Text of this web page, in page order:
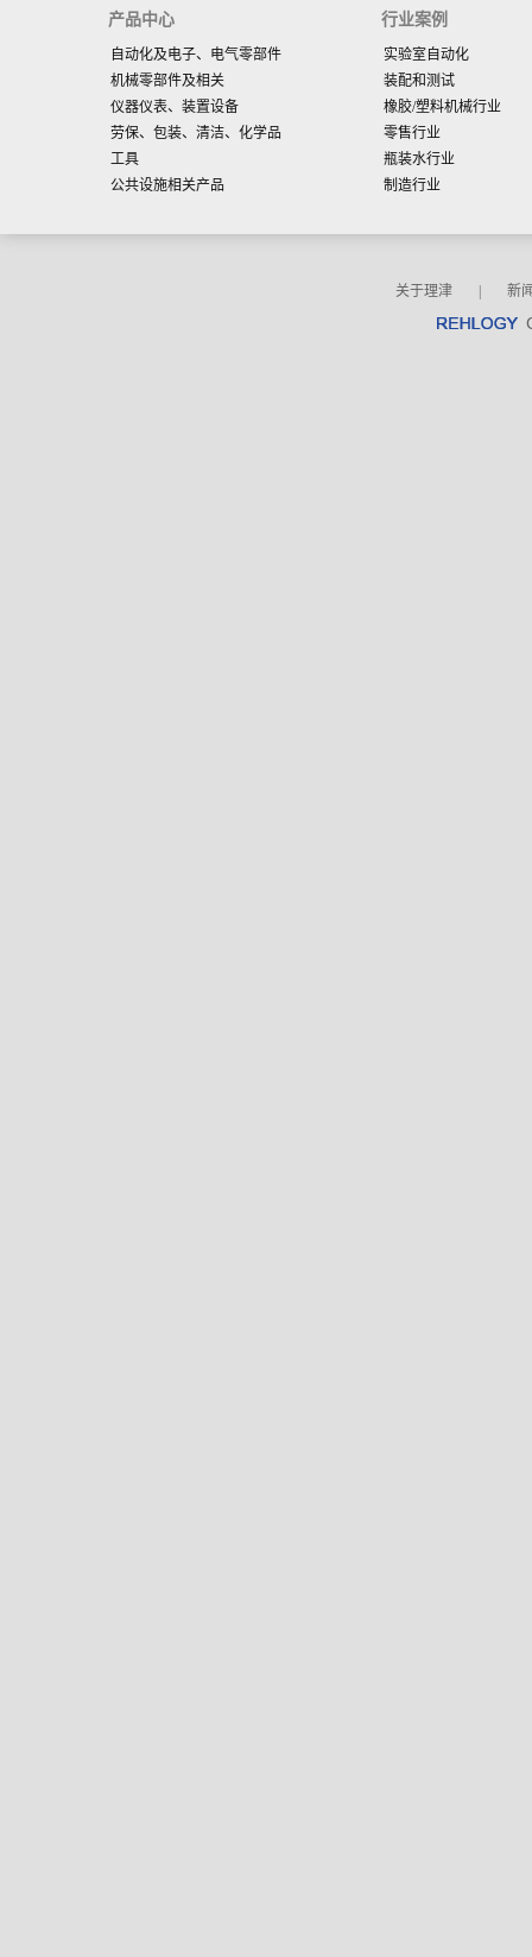
产品中心
自动化及电子、电气零部件
机械零部件及相关
仪器仪表、装置设备
劳保、包装、清洁、化学品
工具
公共设施相关产品
行业案例
实验室自动化
装配和测试
橡胶/塑料机械行业
零售行业
瓶装水行业
制造行业
关于理津 新